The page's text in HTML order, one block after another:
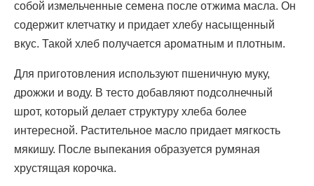
собой измельченные семена после отжима масла. Он
содержит клетчатку и придает хлебу насыщенный
вкус. Такой хлеб получается ароматным и плотным.
Для приготовления используют пшеничную муку,
дрожжи и воду. В тесто добавляют подсолнечный
шрот, который делает структуру хлеба более
интересной. Растительное масло придает мягкость
мякишу. После выпекания образуется румяная
хрустящая корочка.